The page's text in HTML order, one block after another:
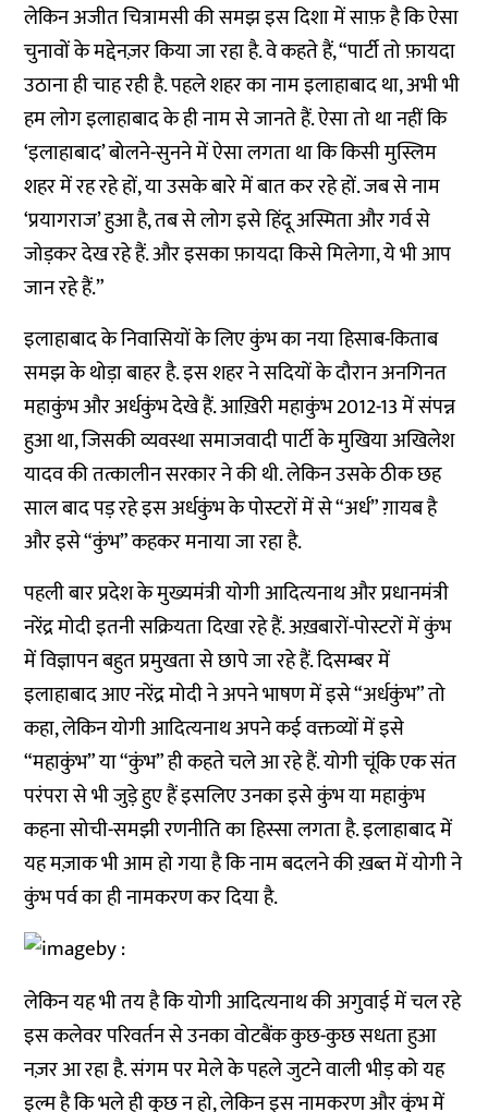
लेकिन अजीत चित्रामसी की समझ इस दिशा में साफ़ है कि ऐसा
चुनावों के मद्देनज़र किया जा रहा है. वे कहते हैं, “पार्टी तो फ़ायदा
उठाना ही चाह रही है. पहले शहर का नाम इलाहाबाद था, अभी भी
हम लोग इलाहाबाद के ही नाम से जानते हैं. ऐसा तो था नहीं कि
‘इलाहाबाद’ बोलने-सुनने में ऐसा लगता था कि किसी मुस्लिम
शहर में रह रहे हों, या उसके बारे में बात कर रहे हों. जब से नाम
‘प्रयागराज’ हुआ है, तब से लोग इसे हिंदू अस्मिता और गर्व से
जोड़कर देख रहे हैं. और इसका फ़ायदा किसे मिलेगा, ये भी आप
जान रहे हैं.”
इलाहाबाद के निवासियों के लिए कुंभ का नया हिसाब-किताब
समझ के थोड़ा बाहर है. इस शहर ने सदियों के दौरान अनगिनत
महाकुंभ और अर्धकुंभ देखे हैं. आख़िरी महाकुंभ 2012-13 में संपन्न
हुआ था, जिसकी व्यवस्था समाजवादी पार्टी के मुखिया अखिलेश
यादव की तत्कालीन सरकार ने की थी. लेकिन उसके ठीक छह
साल बाद पड़ रहे इस अर्धकुंभ के पोस्टरों में से “अर्ध” ग़ायब है
और इसे “कुंभ” कहकर मनाया जा रहा है.
पहली बार प्रदेश के मुख्यमंत्री योगी आदित्यनाथ और प्रधानमंत्री
नरेंद्र मोदी इतनी सक्रियता दिखा रहे हैं. अख़बारों-पोस्टरों में कुंभ
में विज्ञापन बहुत प्रमुखता से छापे जा रहे हैं. दिसम्बर में
इलाहाबाद आए नरेंद्र मोदी ने अपने भाषण में इसे “अर्धकुंभ” तो
कहा, लेकिन योगी आदित्यनाथ अपने कई वक्तव्यों में इसे
“महाकुंभ” या “कुंभ” ही कहते चले आ रहे हैं. योगी चूंकि एक संत
परंपरा से भी जुड़े हुए हैं इसलिए उनका इसे कुंभ या महाकुंभ
कहना सोची-समझी रणनीति का हिस्सा लगता है. इलाहाबाद में
यह मज़ाक भी आम हो गया है कि नाम बदलने की ख़ब्त में योगी ने
कुंभ पर्व का ही नामकरण कर दिया है.
लेकिन यह भी तय है कि योगी आदित्यनाथ की अगुवाई में चल रहे
इस कलेवर परिवर्तन से उनका वोटबैंक कुछ-कुछ सधता हुआ
नज़र आ रहा है. संगम पर मेले के पहले जुटने वाली भीड़ को यह
इल्म है कि भले ही कुछ न हो, लेकिन इस नामकरण और कुंभ में